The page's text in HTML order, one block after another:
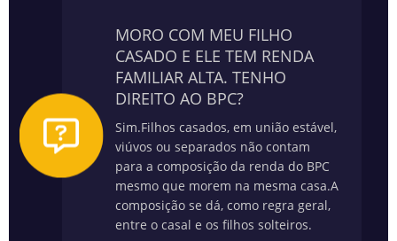
MORO COM MEU FILHO
CASADO E ELE TEM RENDA
FAMILIAR ALTA. TENHO
DIREITO AO BPC?
Sim.Filhos casados, em união estável,
viúvos ou separados não contam
para a composição da renda do BPC
mesmo que morem na mesma casa.A
composição se dá, como regra geral,
entre o casal e os filhos solteiros.